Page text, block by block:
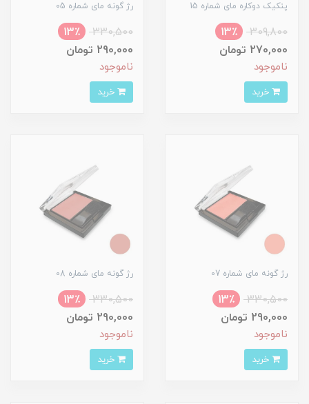
پنکیک دوکاره مای شماره 15
309,800
13٪
270,000 تومان
ناموجود
رژ گونه مای شماره 05
330,500
13٪
290,000 تومان
ناموجود
رژ گونه مای شماره 07
330,500
13٪
290,000 تومان
ناموجود
رژ گونه مای شماره 08
330,500
13٪
290,000 تومان
ناموجود